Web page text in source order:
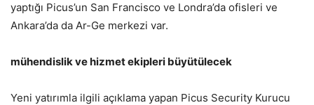
yaptığı Picus’un San Francisco ve Londra’da ofisleri ve
Ankara’da da Ar-Ge merkezi var.
mühendislik ve hizmet ekipleri büyütülecek
Yeni yatırımla ilgili açıklama yapan Picus Security Kurucu